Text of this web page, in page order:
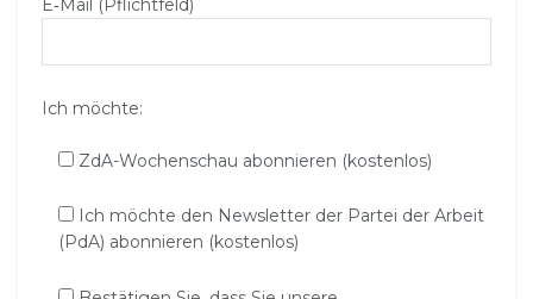
E‑Mail (Pflichtfeld)
Ich möchte:
ZdA-Wochenschau abonnieren (kostenlos)
Ich möchte den Newsletter der Partei der Arbeit
(PdA) abonnieren (kostenlos)